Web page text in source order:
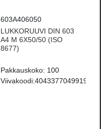
603A406050
LUKKORUUVI DIN 603
A4 M 6X50/50 (ISO
8677)
Pakkauskoko: 100
Viivakoodi:4043377049919